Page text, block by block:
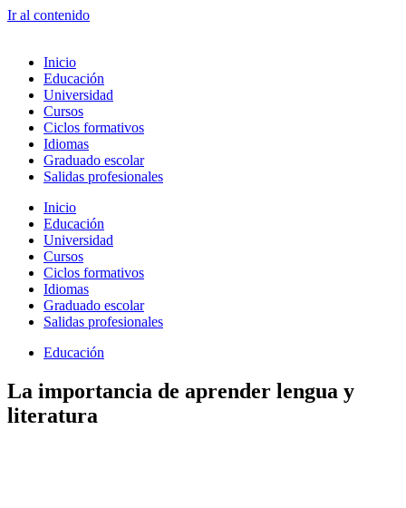
Ir al contenido
Inicio
Educación
Universidad
Cursos
Ciclos formativos
Idiomas
Graduado escolar
Salidas profesionales
Inicio
Educación
Universidad
Cursos
Ciclos formativos
Idiomas
Graduado escolar
Salidas profesionales
Educación
La importancia de aprender lengua y
literatura